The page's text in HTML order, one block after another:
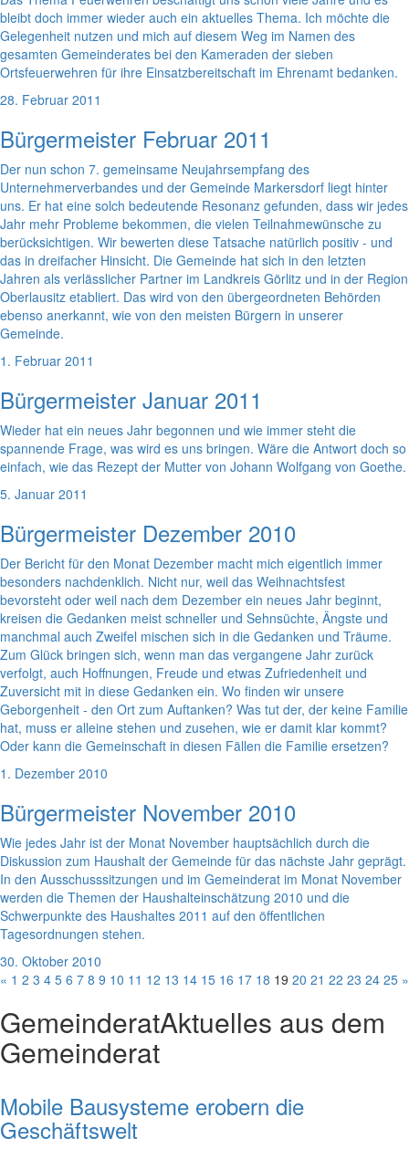
bleibt doch immer wieder auch ein aktuelles Thema. Ich möchte die
Gelegenheit nutzen und mich auf diesem Weg im Namen des
gesamten Gemeinderates bei den Kameraden der sieben
Ortsfeuerwehren für ihre Einsatzbereitschaft im Ehrenamt bedanken.
28. Februar 2011
Bürgermeister Februar 2011
Der nun schon 7. gemeinsame Neujahrsempfang des
Unternehmerverbandes und der Gemeinde Markersdorf liegt hinter
uns. Er hat eine solch bedeutende Resonanz gefunden, dass wir jedes
Jahr mehr Probleme bekommen, die vielen Teilnahmewünsche zu
berücksichtigen. Wir bewerten diese Tatsache natürlich positiv - und
das in dreifacher Hinsicht. Die Gemeinde hat sich in den letzten
Jahren als verlässlicher Partner im Landkreis Görlitz und in der Region
Oberlausitz etabliert. Das wird von den übergeordneten Behörden
ebenso anerkannt, wie von den meisten Bürgern in unserer
Gemeinde.
1. Februar 2011
Bürgermeister Januar 2011
Wieder hat ein neues Jahr begonnen und wie immer steht die
spannende Frage, was wird es uns bringen. Wäre die Antwort doch so
einfach, wie das Rezept der Mutter von Johann Wolfgang von Goethe.
5. Januar 2011
Bürgermeister Dezember 2010
Der Bericht für den Monat Dezember macht mich eigentlich immer
besonders nachdenklich. Nicht nur, weil das Weihnachtsfest
bevorsteht oder weil nach dem Dezember ein neues Jahr beginnt,
kreisen die Gedanken meist schneller und Sehnsüchte, Ängste und
manchmal auch Zweifel mischen sich in die Gedanken und Träume.
Zum Glück bringen sich, wenn man das vergangene Jahr zurück
verfolgt, auch Hoffnungen, Freude und etwas Zufriedenheit und
Zuversicht mit in diese Gedanken ein. Wo finden wir unsere
Geborgenheit - den Ort zum Auftanken? Was tut der, der keine Familie
hat, muss er alleine stehen und zusehen, wie er damit klar kommt?
Oder kann die Gemeinschaft in diesen Fällen die Familie ersetzen?
1. Dezember 2010
Bürgermeister November 2010
Wie jedes Jahr ist der Monat November hauptsächlich durch die
Diskussion zum Haushalt der Gemeinde für das nächste Jahr geprägt.
In den Ausschusssitzungen und im Gemeinderat im Monat November
werden die Themen der Haushalteinschätzung 2010 und die
Schwerpunkte des Haushaltes 2011 auf den öffentlichen
Tagesordnungen stehen.
30. Oktober 2010
« 1 2 3 4 5 6 7 8 9 10 11 12 13 14 15 16 17 18 19 20 21 22 23 24 25 »
GemeinderatAktuelles aus dem
Gemeinderat
Mobile Bausysteme erobern die
Geschäftswelt